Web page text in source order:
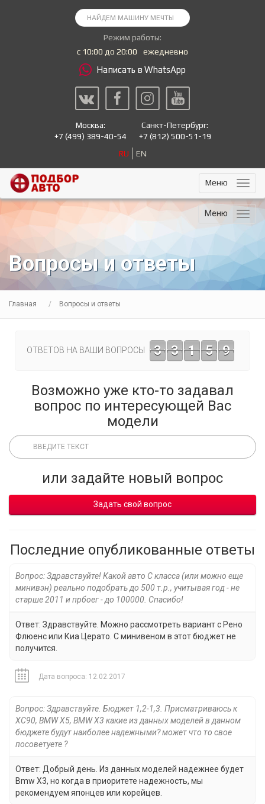
Режим работы:
с 10:00 до 20:00
ежедневно
Написать в WhatsApp
Москва:
+7 (499) 389-40-54
Санкт-Петербург:
+7 (812) 500-51-19
RU
EN
Меню
Меню
Вопросы и ответы
Главная Вопросы и ответы
ОТВЕТОВ НА ВАШИ ВОПРОСЫ 3 3 1 5 9
Возможно уже кто-то задавал
вопрос по интересующей Вас
модели
или задайте новый вопрос
Задать свой вопрос
Последние опубликованные ответы
Вопрос: Здравствуйте! Какой авто С класса (или можно еще
минивэн) реально подобрать до 500 т.р., учитывая год - не
старше 2011 и прбоег - до 100000. Спасибо!
Ответ: Здравствуйте. Можно рассмотреть вариант с Рено
Флюенс или Киа Церато. С минивеном в этот бюджет не
получится.
Дата вопроса: 12.02.2017
Вопрос: Здравствуйте. Бюджет 1,2-1,3. Присматриваюсь к
XC90, BMW X5, BMW X3 какие из данных моделей в данном
бюджете будут наиболее надежными? может что то свое
посоветуете ?
Ответ: Добрый день. Из данных моделей надежнее будет
Bmw X3, но когда в приоритете надежность, мы
рекомендуем японцев или корейцев.